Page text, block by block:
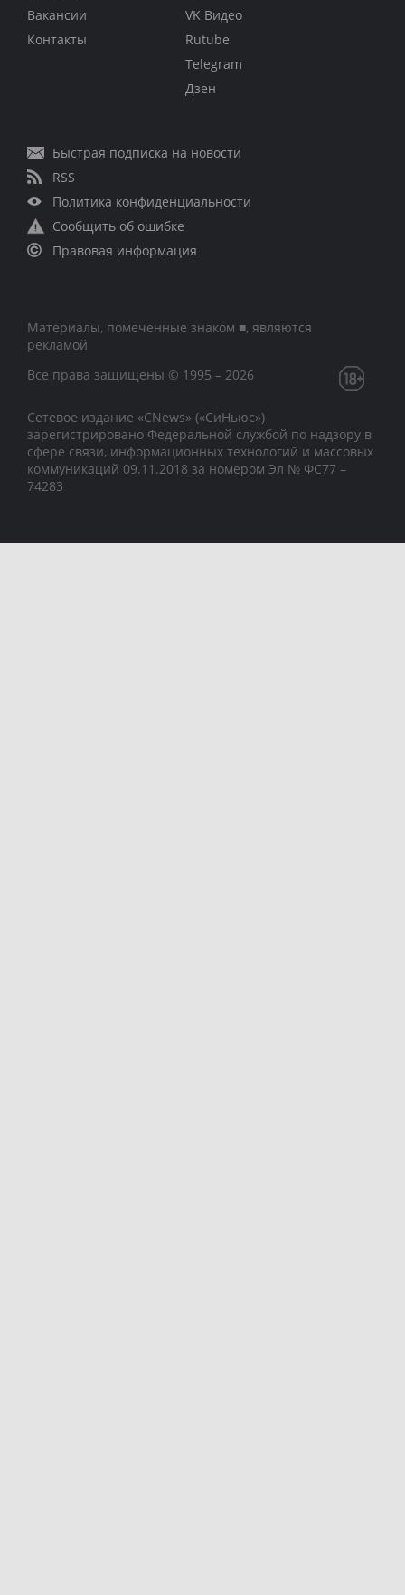
Вакансии
Контакты
VK Видео
Rutube
Telegram
Дзен
Быстрая подписка на новости
RSS
Политика конфиденциальности
Сообщить об ошибке
Правовая информация
Материалы, помеченные знаком ■, являются
рекламой
Все права защищены © 1995 – 2026
Сетевое издание «CNews» («СиНьюс»)
зарегистрировано Федеральной службой по надзору в
сфере связи, информационных технологий и массовых
коммуникаций 09.11.2018 за номером Эл № ФС77 –
74283